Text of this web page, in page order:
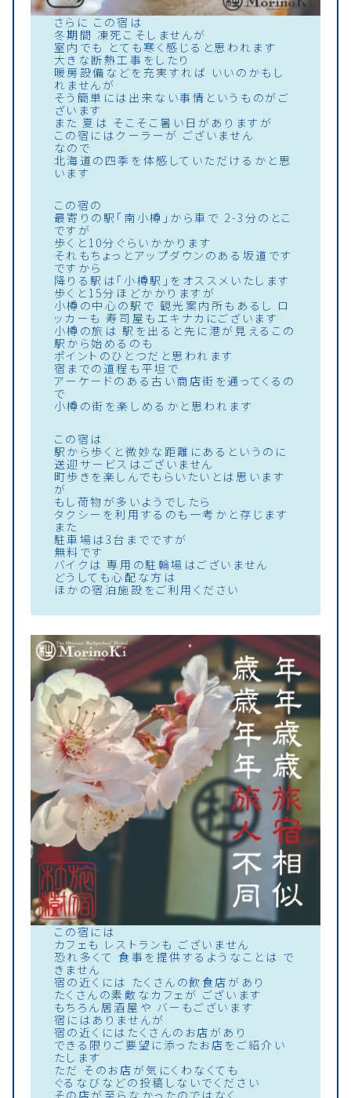
さらに この宿は
冬期間 凍死こそしませんが
室内でも とても寒く感じると思われます
大きな断熱工事をしたり
暖房設備などを充実すれば いいのかもし
れませんが
そう簡単には出来ない事情というものがご
ざいます
また 夏は そこそこ暑い日がありますが
この宿にはクーラーが ございません
なので
北海道の四季を体感していただけるかと思
います
この宿の
最寄りの駅「南小樽」から車で 2-3分のとこ
ですが
歩くと10分ぐらいかかります
それもちょっとアップダウンのある坂道です
ですから
降りる駅は「小樽駅」をオススメいたします
歩くと15分ほどかかりますが
小樽の中心の駅で 観光案内所もあるし ロ
ッカーも 寿司屋もエキナカにございます
小樽の旅は 駅を出ると先に港が見えるこの
駅から始めるのも
ポイントのひとつだと思われます
宿までの道程も平坦で
アーケードのある古い商店街を通ってくるの
で
小樽の街を楽しめるかと思われます
この宿は
駅から歩くと微妙な距離にあるというのに
送迎サービスはございません
町歩きを楽しんでもらいたいとは思います
が
もし荷物が多いようでしたら
タクシーを利用するのも一考かと存じます
また
駐車場は3台までですが
無料です
バイクは 専用の駐輪場はございません
どうしても心配な方は
ほかの宿泊施設をご利用ください
この宿には
カフェも レストランも ございません
恐れ多くて 食事を提供するようなことは で
きません
宿の近くには たくさんの飲食店があり
たくさんの素敵なカフェが ございます
もちろん居酒屋や バーもございます
宿にはありませんが
宿の近くにはたくさんのお店があり
できる限りご要望に添ったお店をご紹介い
たします
ただ そのお店が気にくわなくても
ぐるなびなどの投稿しないでください
その店が至らなかったのではなく